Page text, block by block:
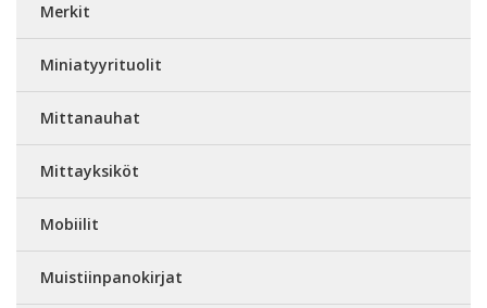
Merkit
Miniatyyrituolit
Mittanauhat
Mittayksiköt
Mobiilit
Muistiinpanokirjat